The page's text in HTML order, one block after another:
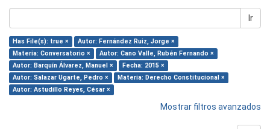
Ir
Has File(s): true ×
Autor: Fernández Ruiz, Jorge ×
Materia: Conversatorio ×
Autor: Cano Valle, Rubén Fernando ×
Autor: Barquín Álvarez, Manuel ×
Fecha: 2015 ×
Autor: Salazar Ugarte, Pedro ×
Materia: Derecho Constitucional ×
Autor: Astudillo Reyes, César ×
Mostrar filtros avanzados